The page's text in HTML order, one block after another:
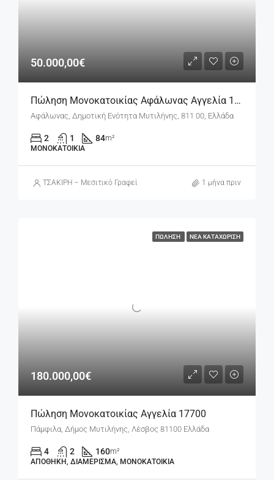
50.000,00€
Πώληση Μονοκατοικίας Αφάλωνας Αγγελία 17666
Αφάλωνας, Δημοτική Ενότητα Μυτιλήνης, 811 00, Ελλάδα
2 1 84m²
ΜΟΝΟΚΑΤΟΙΚΊΑ
ΤΣΑΚΙΡΗ – Μεσιτικό Γραφείο 1 μήνα πριν
ΠΏΛΗΣΗ ΝΈΑ ΚΑΤΑΧΏΡΙΣΗ
180.000,00€
Πώληση Μονοκατοικίας Αγγελία 17700
Πάμφιλα, Δήμος Μυτιλήνης, Λέσβος 81100 Ελλάδα
4 2 160m²
ΑΠΟΘΉΚΗ, ΔΙΑΜΈΡΙΣΜΑ, ΜΟΝΟΚΑΤΟΙΚΊΑ